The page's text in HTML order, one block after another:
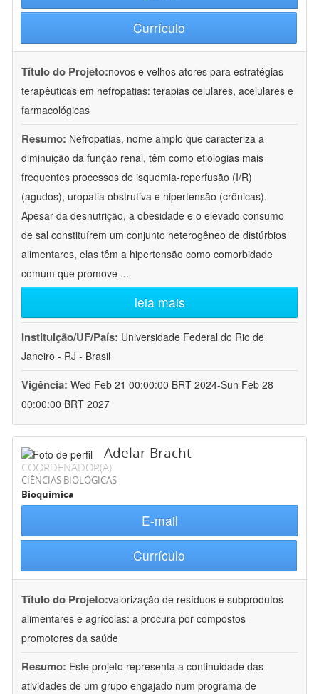
Currículo
Título do Projeto:novos e velhos atores para estratégias
terapêuticas em nefropatias: terapias celulares, acelulares e
farmacológicas
Resumo: Nefropatias, nome amplo que caracteriza a
diminuição da função renal, têm como etiologias mais
frequentes processos de isquemia-reperfusão (I/R)
(agudos), uropatia obstrutiva e hipertensão (crônicas).
Apesar da desnutrição, a obesidade e o elevado consumo
de sal constituírem um conjunto heterogêneo de distúrbios
alimentares, elas têm a hipertensão como comorbidade
comum que promove ...
leia mais
Instituição/UF/País: Universidade Federal do Rio de
Janeiro - RJ - Brasil
Vigência: Wed Feb 21 00:00:00 BRT 2024-Sun Feb 28
00:00:00 BRT 2027
Adelar Bracht
COORDENADOR(A)
CIÊNCIAS BIOLÓGICAS
Bioquímica
E-mail
Currículo
Título do Projeto:valorização de resíduos e subprodutos
alimentares e agrícolas: a procura por compostos
promotores da saúde
Resumo: Este projeto representa a continuidade das
atividades de um grupo engajado num programa de